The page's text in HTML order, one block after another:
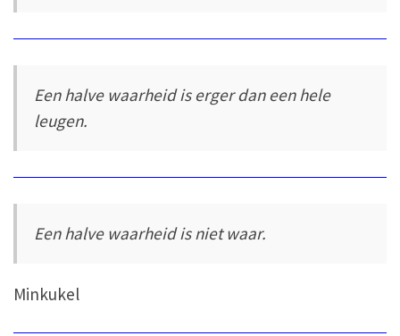
Een halve waarheid is erger dan een hele
leugen.
Een halve waarheid is niet waar.
Minkukel